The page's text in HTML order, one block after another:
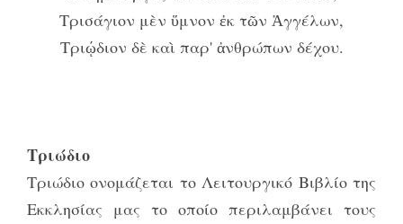
Τρισάγιον μὲν ὕμνον ἐκ τῶν Ἀγγέλων,
Τριῴδιον δὲ καὶ παρ' ἀνθρώπων δέχου.
Τριώδιο
Τριώδιο ονομάζεται το Λειτουργικό Βιβλίο της
Εκκλησίας μας το οποίο περιλαμβάνει τους